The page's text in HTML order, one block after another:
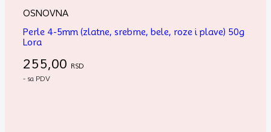
OSNOVNA
Perle 4-5mm (zlatne, srebrne, bele, roze i plave) 50g
Lora
255,00 RSD
- sa PDV